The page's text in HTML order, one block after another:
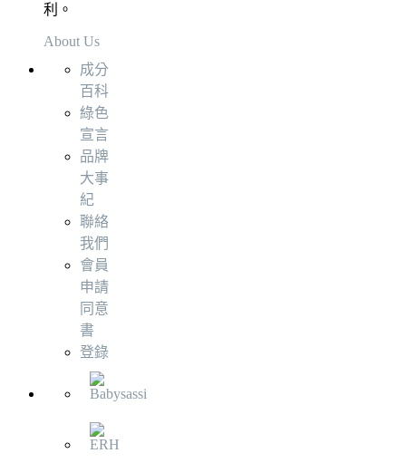
利。
About Us
成分
百科
綠色
宣言
品牌
大事
紀
聯絡
我們
會員
申請
同意
書
登錄